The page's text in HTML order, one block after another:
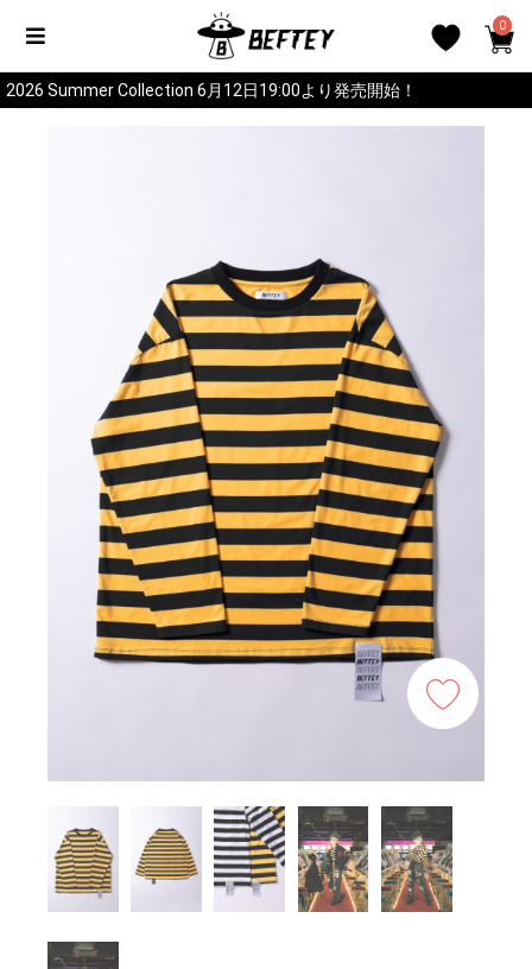
0
2026 Summer Collection 6月12日19:00より発売開始！